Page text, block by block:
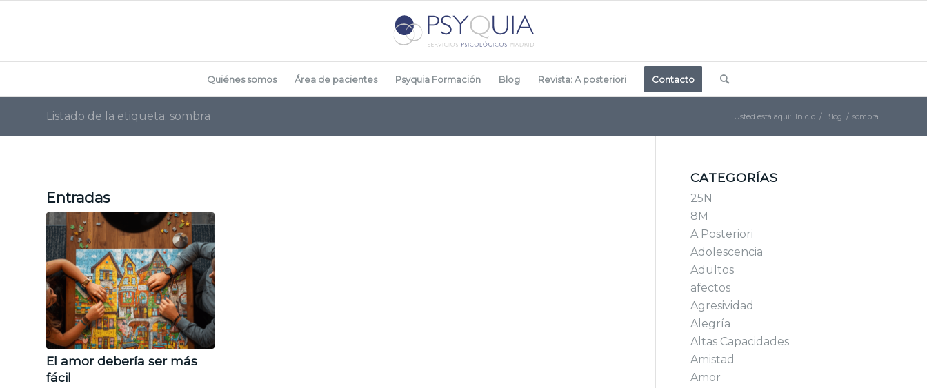
Quiénes somos Área de pacientes Psyquia Formación Blog Revista: A posteriori Contacto
Listado de la etiqueta: sombra Usted está aquí: Inicio / Blog / sombra
Entradas
El amor debería ser más
fácil
CATEGORÍAS
25N
8M
A Posteriori
Adolescencia
Adultos
afectos
Agresividad
Alegría
Altas Capacidades
Amistad
Amor